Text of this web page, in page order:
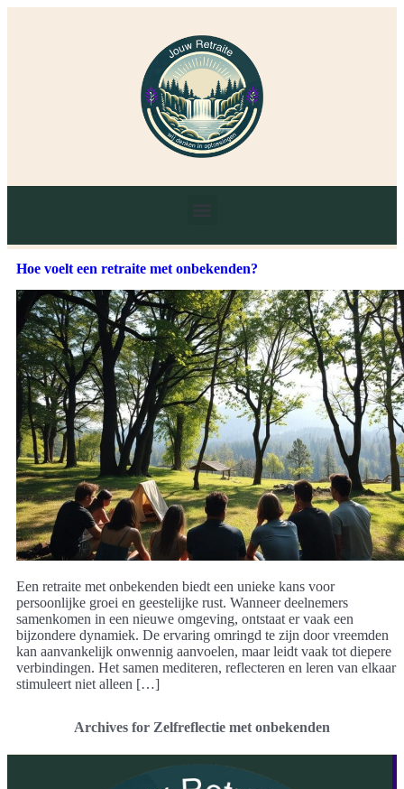
Hoe voelt een retraite met onbekenden?
Een retraite met onbekenden biedt een unieke kans voor
persoonlijke groei en geestelijke rust. Wanneer deelnemers
samenkomen in een nieuwe omgeving, ontstaat er vaak een
bijzondere dynamiek. De ervaring omringd te zijn door vreemden
kan aanvankelijk onwennig aanvoelen, maar leidt vaak tot diepere
verbindingen. Het samen mediteren, reflecteren en leren van elkaar
stimuleert niet alleen […]
Archives for Zelfreflectie met onbekenden